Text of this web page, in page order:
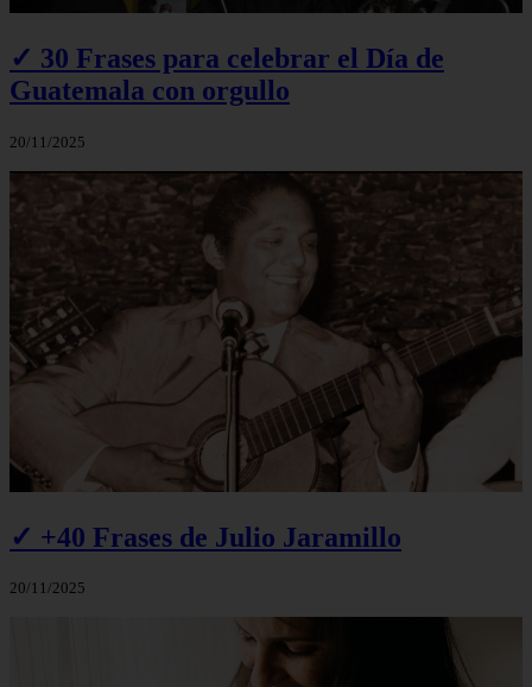
✓ 30 Frases para celebrar el Día de
Guatemala con orgullo
20/11/2025
✓ +40 Frases de Julio Jaramillo
20/11/2025